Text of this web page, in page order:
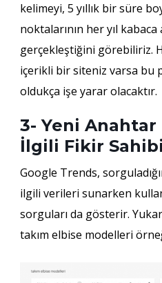
kelimeyi, 5 yıllık bir süre
noktalarının her yıl kabaca
gerçekleştiğini görebiliriz.
içerikli bir siteniz varsa bu
oldukça işe yarar olacaktır.
3- Yeni
İlgili Fikir
Google Trends,
ilgili verileri sunarken
sorguları da gösterir.
takım elbise modelleri